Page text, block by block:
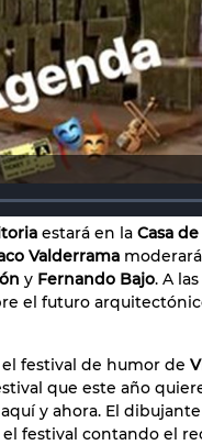
estará en la Casa
Valderrama
y Fernando Bajo. A
el futuro
festival de humor de
que este año
y ahora. El dibujante
el festival contando el